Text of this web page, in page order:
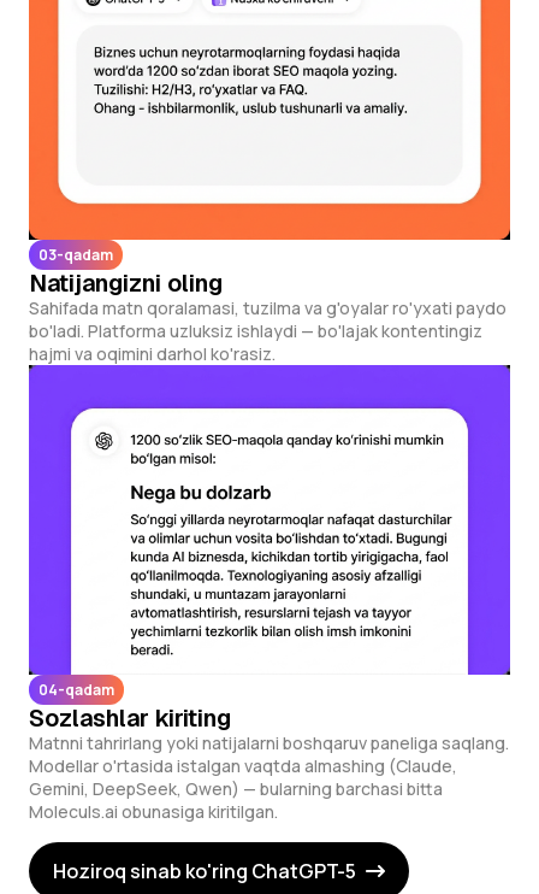
03-qadam
Natijangizni oling
Sahifada matn qoralamasi, tuzilma va g'oyalar ro'yxati paydo
bo'ladi. Platforma uzluksiz ishlaydi — bo'lajak kontentingiz
hajmi va oqimini darhol ko'rasiz.
04-qadam
Sozlashlar kiriting
Matnni tahrirlang yoki natijalarni boshqaruv paneliga saqlang.
Modellar o'rtasida istalgan vaqtda almashing (Claude,
Gemini, DeepSeek, Qwen) — bularning barchasi bitta
Moleculs.ai obunasiga kiritilgan.
Hoziroq sinab ko'ring ChatGPT-5